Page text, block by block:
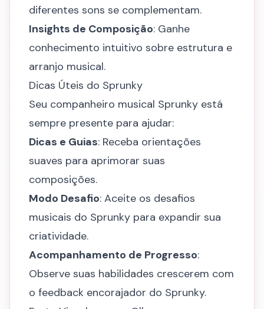
diferentes sons se complementam.
Insights de Composição: Ganhe
conhecimento intuitivo sobre estrutura e
arranjo musical.
Dicas Úteis do Sprunky
Seu companheiro musical Sprunky está
sempre presente para ajudar:
Dicas e Guias: Receba orientações
suaves para aprimorar suas
composições.
Modo Desafio: Aceite os desafios
musicais do Sprunky para expandir sua
criatividade.
Acompanhamento de Progresso:
Observe suas habilidades crescerem com
o feedback encorajador do Sprunky.